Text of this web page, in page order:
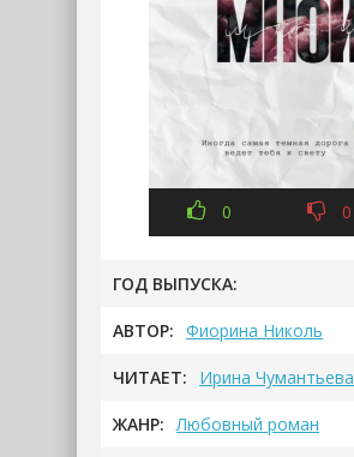
0 0
ГОД ВЫПУСКА:
АВТОР: Фиорина Николь
ЧИТАЕТ: Ирина Чумантьева
ЖАНР: Любовный роман